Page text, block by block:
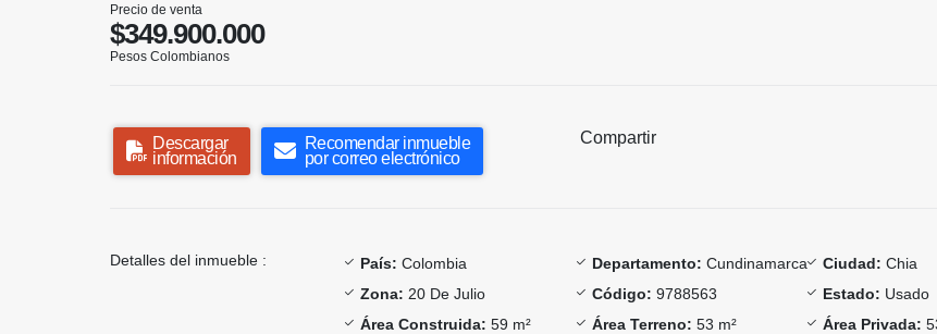
Precio de venta
$349.900.000
Pesos Colombianos
Descargar
información
Recomendar inmueble
por correo electrónico
Compartir
Detalles del inmueble : País: Colombia Departamento: Cundinamarca Ciudad: Chia
Zona: 20 De Julio Código: 9788563 Estado: Usado
Área Construida: 59 m² Área Terreno: 53 m² Área Privada: